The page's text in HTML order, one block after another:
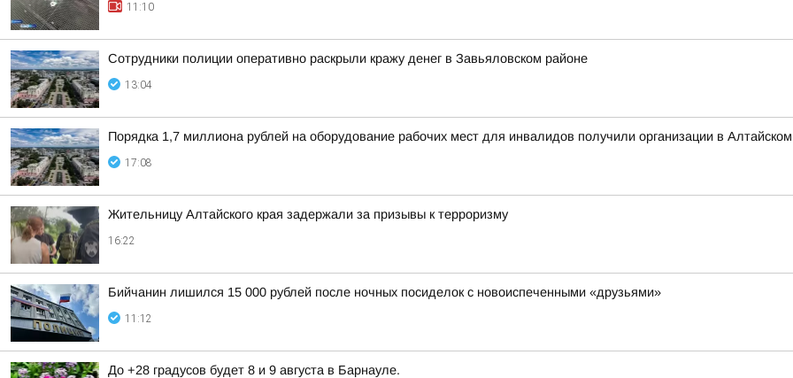
11:10
Сотрудники полиции оперативно раскрыли кражу денег в Завьяловском районе
13:04
Порядка 1,7 миллиона рублей на оборудование рабочих мест для инвалидов получили организации в
17:08
Жительницу Алтайского края задержали за призывы к терроризму
16:22
Бийчанин лишился 15 000 рублей после ночных посиделок с новоиспеченными «друзьями»
11:12
До +28 градусов будет 8 и 9 августа в Барнауле.